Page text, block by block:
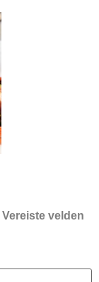
Vereiste velden